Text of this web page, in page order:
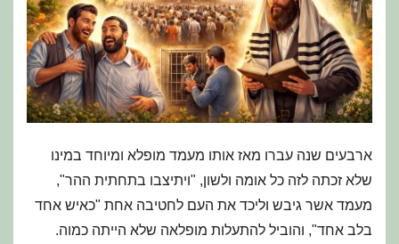
ארבעים שנה עברו מאז אותו מעמד מופלא ומיוחד במינו
שלא זכתה לזה כל אומה ולשון, "ויתיצבו בתחתית ההר",
מעמד אשר גיבש וליכד את העם לחטיבה אחת "כאיש אחד
בלב אחד", והוביל להתעלות מופלאה שלא הייתה כמוה.